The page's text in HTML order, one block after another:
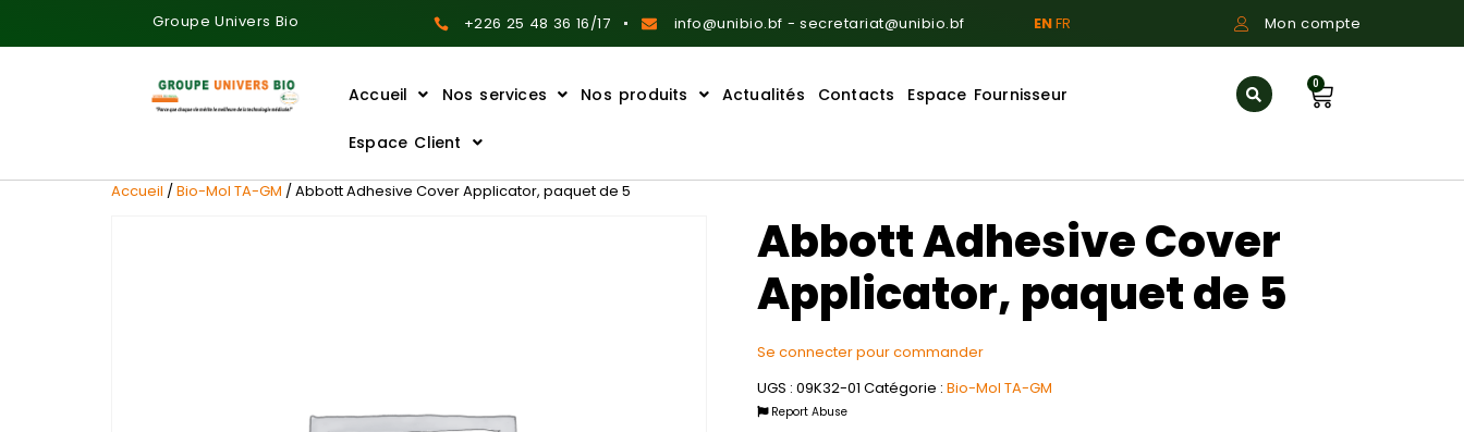
Groupe Univers Bio +226 25 48 36 16/17 info@unibio.bf - secretariat@unibio.bf ENFR Mon compte
Accueil Nos services Nos produits Actualités Contacts Espace Fournisseur
Espace Client
0
Accueil /Bio-Mol TA-GM / Abbott Adhesive Cover Applicator, paquet de 5
Abbott Adhesive Cover
Applicator, paquet de 5
Se connecter pour commander
UGS : 09K32-01 Catégorie : Bio-Mol TA-GM
Report Abuse